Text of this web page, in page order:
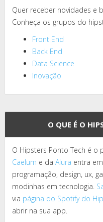
Quer receber novidades e
Conheça os grupos do
Front End
Back End
Data Science
Inovação
O QUE É O
O Hipsters Ponto Tech é
Caelum e da Alura entra
programação, design, ux,
modinhas em tecnologia.
via página do Spotify do
abrir na sua app.